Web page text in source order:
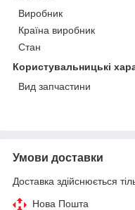
Виробник
Країна виробник
Стан
Користувальницькі
Вид запчастини
Умови доставки
Доставка здійснюється
Нова Пошта